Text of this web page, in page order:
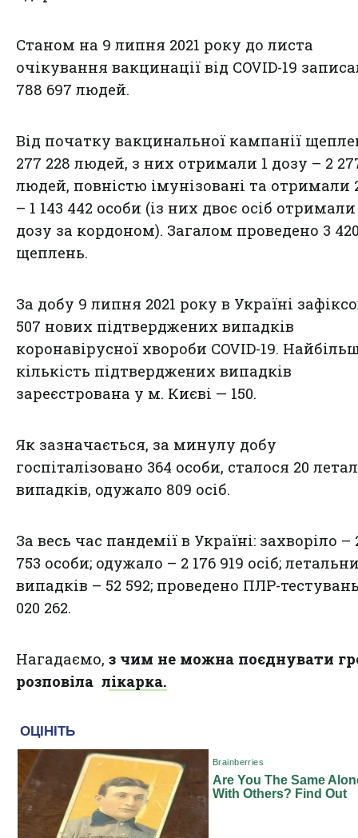
Станом на 9 липня 2021 року до листа
очікування вакцинації від COVID-19
788 697 людей.
Від початку вакцинальної кампанії
277 228 людей, з них отримали 1 дозу – 2
людей, повністю імунізовані та отримали
– 1 143 442 особи (із них двоє осіб
дозу за кордоном). Загалом проведено 3
щеплень.
За добу 9 липня 2021 року в Україні
507 нових підтверджених випадків
коронавірусної хвороби COVID-19.
кількість підтверджених випадків
зареєстрована у м. Києві — 150.
Як зазначається, за минулу добу
госпіталізовано 364 особи, сталося 20
випадків, одужало 809 осіб.
За весь час пандемії в Україні: захворіло –
753 особи; одужало – 2 176 919 осіб;
випадків – 52 592; проведено ПЛР-
020 262.
Нагадаємо, з чим не можна поєднувати
розповіла лікарка.